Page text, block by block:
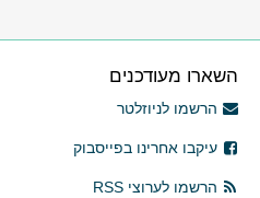
השארו מעודכנים
הרשמו לניוזלטר
עיקבו אחרינו בפייסבוק
הרשמו לערוצי RSS